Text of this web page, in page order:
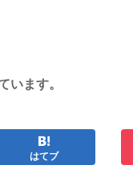
います。
はてブ